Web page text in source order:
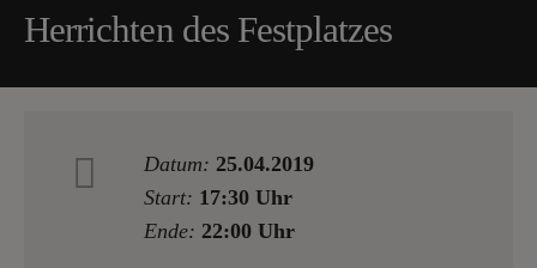
Herrichten des Festplatzes
Datum: 25.04.2019
Start: 17:30 Uhr
Ende: 22:00 Uhr